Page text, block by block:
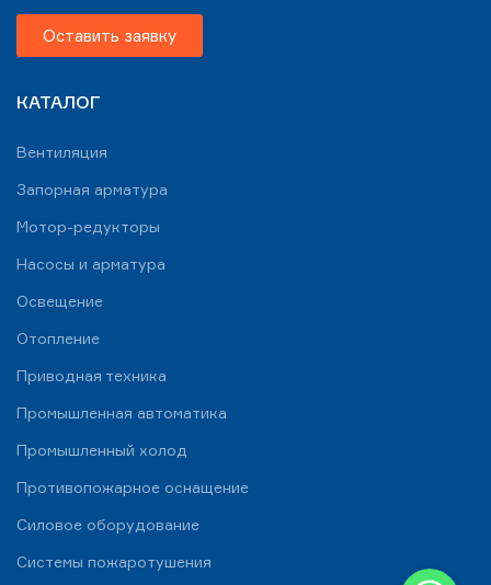
Оставить заявку
КАТАЛОГ
Вентиляция
Запорная арматура
Мотор-редукторы
Насосы и арматура
Освещение
Отопление
Приводная техника
Промышленная автоматика
Промышленный холод
Противопожарное оснащение
Силовое оборудование
Системы пожаротушения
WhatsApp